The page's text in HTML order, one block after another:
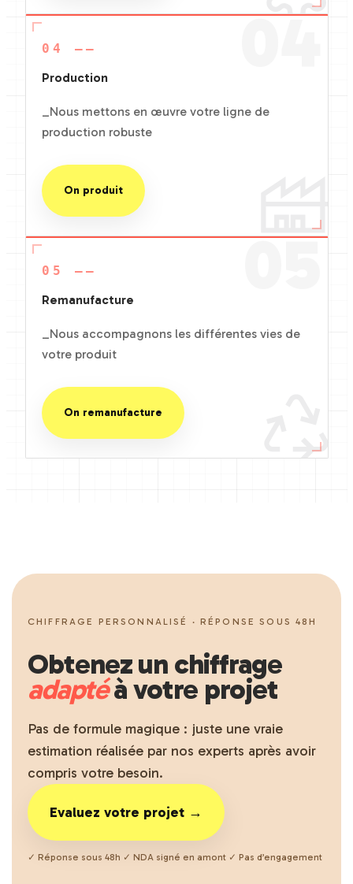
04
04 ——
Production
_Nous mettons en œuvre votre ligne de
production robuste
On produit
05
05 ——
Remanufacture
_Nous accompagnons les différentes vies de
votre produit
On remanufacture
CHIFFRAGE PERSONNALISÉ · RÉPONSE SOUS 48H
Obtenez un chiffrage
adaptéà votre projet
Pas de formule magique : juste une vraie
estimation réalisée par nos experts après avoir
compris votre besoin.
Evaluez votre projet →
✓ Réponse sous 48h ✓ NDA signé en amont ✓ Pas d’engagement